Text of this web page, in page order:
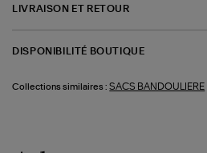
LIVRAISON ET RETOUR
DISPONIBILITÉ BOUTIQUE
Collections similaires : SACS BANDOULIERE